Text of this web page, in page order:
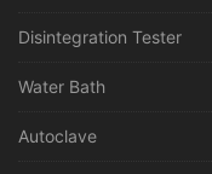
Disintegration Tester
Water Bath
Autoclave